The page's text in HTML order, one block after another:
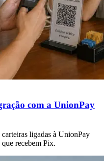
com a UnionPay
ligadas à UnionPay
recebem Pix.